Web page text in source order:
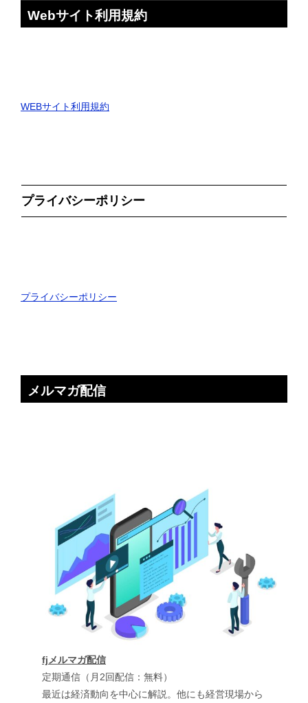
Webサイト利用規約
WEBサイト利用規約
プライバシーポリシー
プライバシーポリシー
メルマガ配信
fjメルマガ配信
定期通信（月2回配信：無料）
最近は経済動向を中心に解説。他にも経営現場から